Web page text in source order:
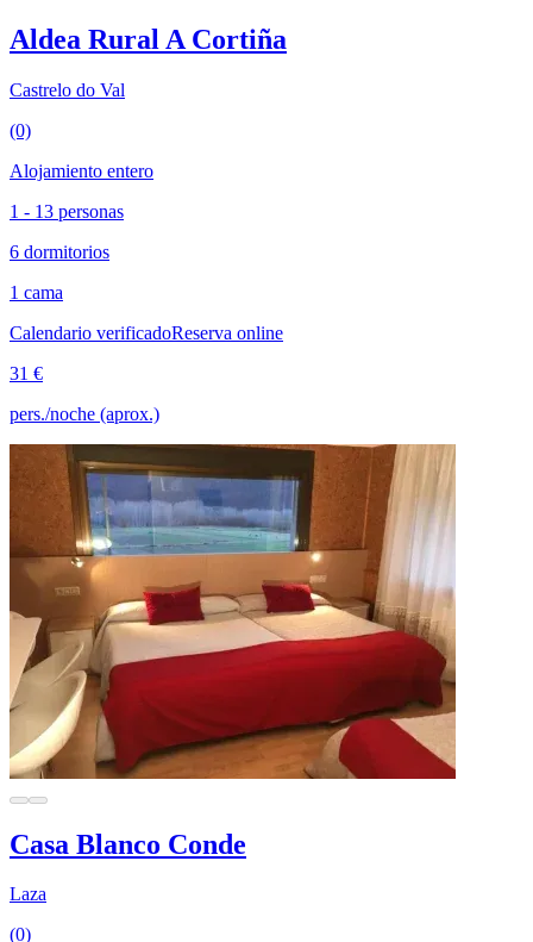
Aldea Rural A Cortiña
Castrelo do Val
(0)
Alojamiento entero
1 - 13 personas
6 dormitorios
1 cama
Calendario verificadoReserva online
31 €
pers./noche (aprox.)
Casa Blanco Conde
Laza
(0)